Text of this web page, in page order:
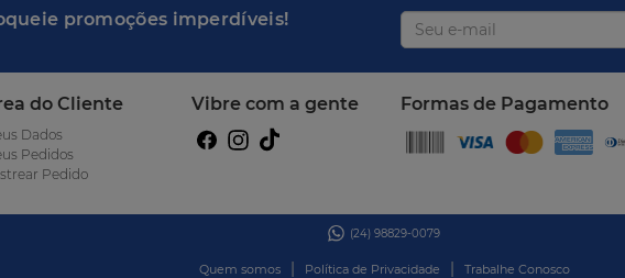
promoções imperdíveis!
do Cliente
Dados
Pedidos
Pedido
Vibre com a gente Formas de Pagamento
(24) 98829-0079
Quem somos | Política de Privacidade | Trabalhe Conosco